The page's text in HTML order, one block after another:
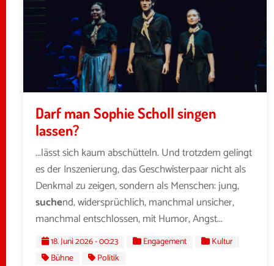
Darf man Sophie Scholl singen
lassen?
...lässt sich kaum abschütteln. Und trotzdem gelingt
es der Inszenierung, das Geschwisterpaar nicht als
Denkmal zu zeigen, sondern als Menschen: jung,
suchend, widersprüchlich, manchmal unsicher,
manchmal entschlossen, mit Humor, Angst...
18. Juni 2026 - 00:23 Engagement
Kultur
Bühne
Politik